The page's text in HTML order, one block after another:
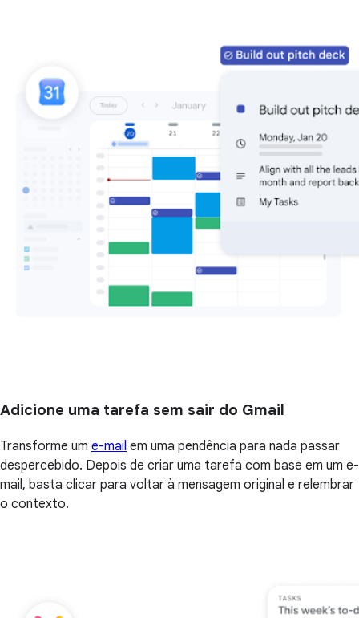
Adicione uma tarefa sem sair do Gmail
Transforme um e-mail em uma pendência para nada passar
despercebido. Depois de criar uma tarefa com base em um e-
mail, basta clicar para voltar à mensagem original e relembrar
o contexto.